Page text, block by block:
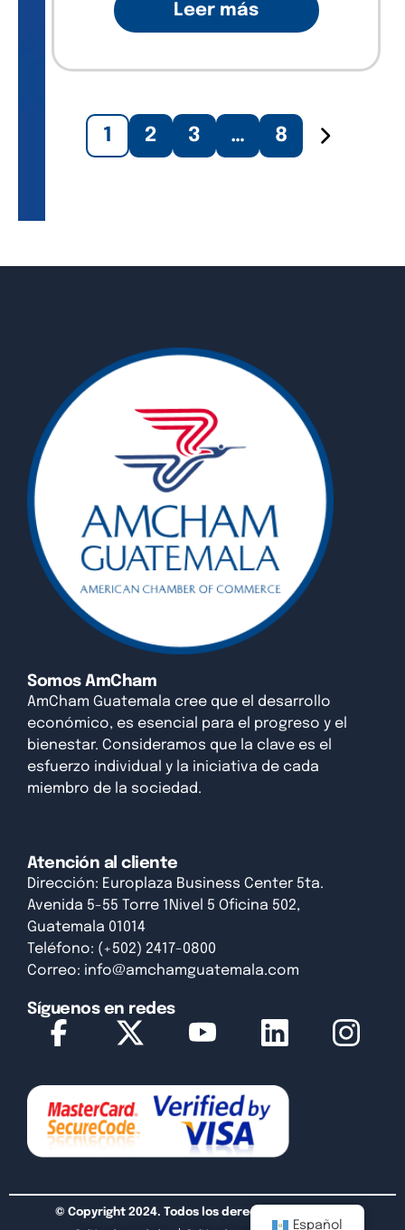
Leer más
1 2 3 … 8
Somos AmCham
AmCham Guatemala cree que el desarrollo
económico, es esencial para el progreso y el
bienestar. Consideramos que la clave es el
esfuerzo individual y la iniciativa de cada
miembro de la sociedad.
Atención al cliente
Dirección: Europlaza Business Center 5ta.
Avenida 5-55 Torre 1Nivel 5 Oficina 502,
Guatemala 01014
Teléfono: (+502) 2417-0800
Correo: info@amchamguatemala.com
Síguenos en redes
© Copyright 2024. Todos los derechos reservados.
Español